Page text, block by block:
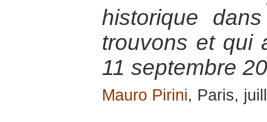
historique
trouvons et qui
11 septembre
Mauro Pirini, Paris,